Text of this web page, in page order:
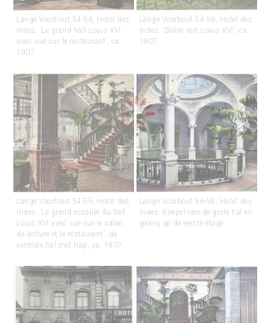
Lange Voorhout 54-56, Hotel des
Indes. ‘Le grand hall Louis XVI
avec vue sur le restaurant’, ca.
1907.
Lange Voorhout 54-56, Hotel des
Indes. ‘Salon vert Louis XVI’, ca.
1907.
Lange Voorhout 54-56, Hotel des
Indes. ‘Le grand escalier du hall
Louis XVI avec vue sur le salon
de lecture et le restaurant’, de
centrale hal met trap, ca. 1907.
Lange Voorhout 56-58, Hotel des
Indes. Koepel van de grote hal en
galerij op de eerste etage.